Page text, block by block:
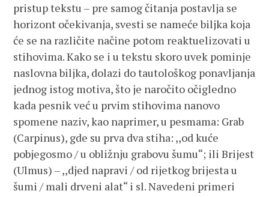
pristup tekstu – pre samog čitanja postavlja se
horizont očekivanja, svesti se nameće biljka koja
će se na različite načine potom reaktuelizovati u
stihovima. Kako se i u tekstu skoro uvek pominje
naslovna biljka, dolazi do tautološkog ponavljanja
jednog istog motiva, što je naročito očigledno
kada pesnik već u prvim stihovima nanovo
spomene naziv, kao naprimer, u pesmama: Grab
(Carpinus), gde su prva dva stiha: ,,od kuće
pobjegosmo / u obližnju grabovu šumu“; ili Brijest
(Ulmus) – ,,djed napravi / od rijetkog brijesta u
šumi / mali drveni alat“ i sl. Navedeni primeri